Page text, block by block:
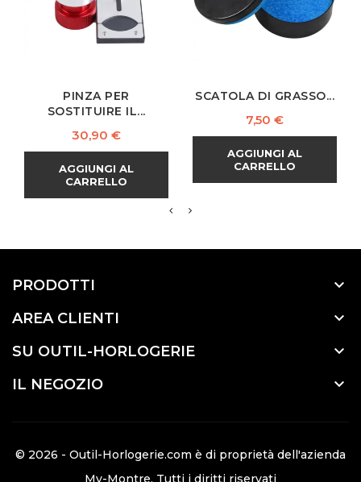
PINZA PER
SOSTITUIRE IL...
Prezzo
30,90 €
AGGIUNGI AL
CARRELLO
SCATOLA DI GRASSO...
Prezzo
7,50 €
AGGIUNGI AL
CARRELLO
PRODOTTI 
AREA CLIENTI 
SU OUTIL-HORLOGERIE 
IL NEGOZIO 
© 2026 - Outil-Horlogerie.com è di proprietà dell'azienda
My-Montre. Tutti i diritti riservati